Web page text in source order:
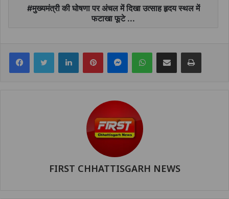
मुख्यमंत्री की घोषणा पर अंचल में दिखा उत्साह हृदय स्थल में
फटाखा फूटे ...
FacebookTwitter LinkedInPinterestMessengerWhatsAppShare via Email Print
FIRST CHHATTISGARH NEWS